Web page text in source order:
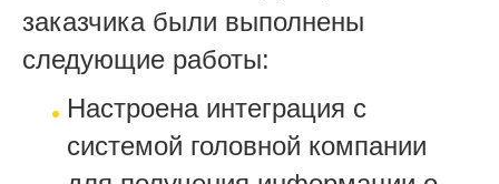
заказчика были выполнены
следующие работы:
Настроена интеграция с
системой головной компании